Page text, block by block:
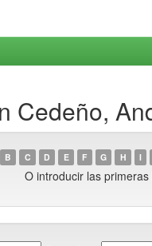
Cedeño,
B C D E F G H I
O introducir las primeras